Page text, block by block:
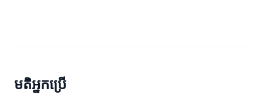
មតិអ្នកប្រើ